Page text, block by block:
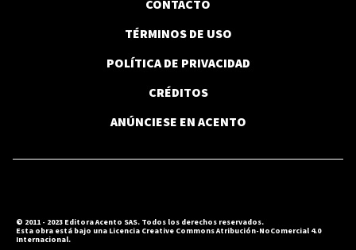
Productores agrícolas dominicanos
advierten sobre sequías, calor y plagas
GALERÍA
24/7
CONTACTO
TÉRMINOS DE USO
POLÍTICA DE PRIVACIDAD
CRÉDITOS
ANÚNCIESE EN ACENTO
© 2011 - 2023 Editora Acento SAS. Todos los derechos reservados.
Esta obra está bajo una Licencia Creative Commons Atribución-NoComercial 4.0
Internacional.